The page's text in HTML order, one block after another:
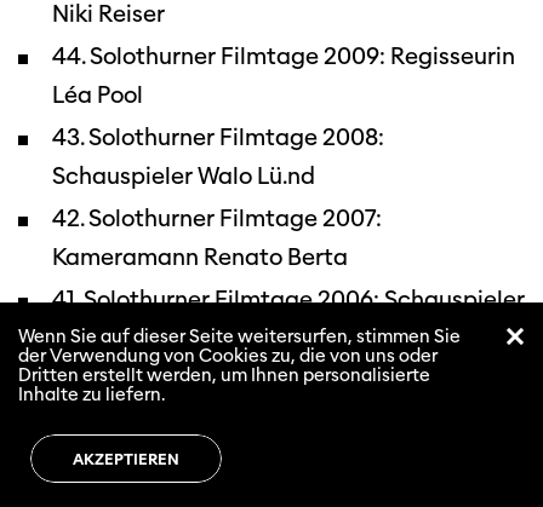
Niki Reiser
44. Solothurner Filmtage 2009: Regisseurin
Léa Pool
43. Solothurner Filmtage 2008:
Schauspieler Walo Lü.nd
42. Solothurner Filmtage 2007:
Kameramann Renato Berta
41. Solothurner Filmtage 2006: Schauspieler
Maximilian Schell
40. Solothurner Filmtage 2005:
39. Solothurner Filmtage 2004:
Wenn Sie auf dieser Seite weitersurfen, stimmen Sie
der Verwendung von Cookies zu, die von uns oder
Dritten erstellt werden, um Ihnen personalisierte
Inhalte zu liefern.
AKZEPTIEREN